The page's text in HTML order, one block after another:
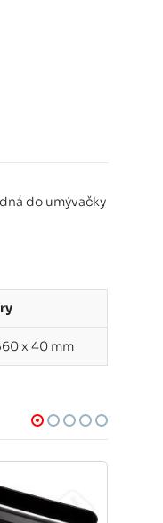
do umývačky
x 40 mm